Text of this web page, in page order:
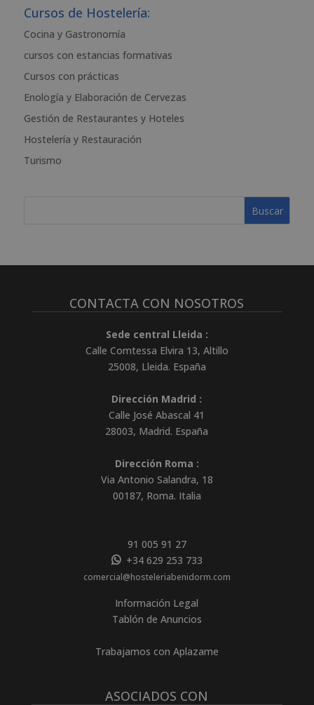
t
r
n
a
i
v
e
Cursos de Hostelería:
Cocina y Gastronomía
cursos con estancias formativas
Cursos con prácticas
Enología y Elaboración de Cervezas
Gestión de Restaurantes y Hoteles
Hostelería y Restauración
Turismo
CONTACTA CON NOSOTROS
Sede central Lleida :
Calle Comtessa Elvira 13, Altillo
25008, Lleida. España
Dirección Madrid :
Calle José Abascal 41
28003, Madrid. España
Dirección Roma :
Via Antonio Salandra, 18
00187, Roma. Italia
91 005 91 27
+34 629 253 733
comercial@hosteleriabenidorm.com
Información Legal
Tablón de Anuncios
Trabajamos con Aplazame
ASOCIADOS CON